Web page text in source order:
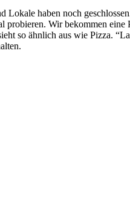
haben noch
probieren. Wir bekommen
so ähnlich aus wie Pizza.